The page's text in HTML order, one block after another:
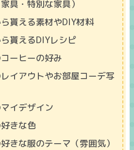
具・特別な家具）
貰える素材やDIY材料
貰えるDIYレシピ
ーヒーの好み
イアウトやお部屋コーデ写
イデザイン
きな色
きな服のテーマ（雰囲気）